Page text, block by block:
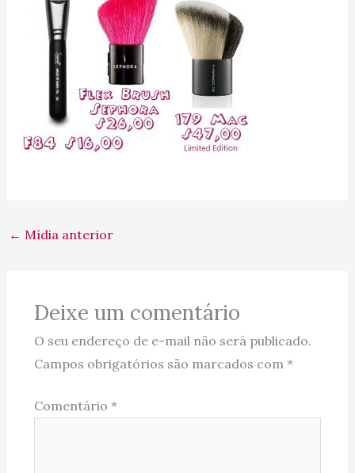
← Mídia anterior
Deixe um comentário
O seu endereço de e-mail não será publicado.
Campos obrigatórios são marcados com *
Comentário *